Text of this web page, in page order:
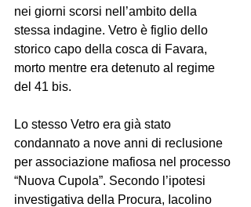
nei giorni scorsi nell’ambito della
stessa indagine. Vetro è figlio dello
storico capo della cosca di Favara,
morto mentre era detenuto al regime
del 41 bis.
Lo stesso Vetro era già stato
condannato a nove anni di reclusione
per associazione mafiosa nel processo
“Nuova Cupola”. Secondo l’ipotesi
investigativa della Procura, Iacolino